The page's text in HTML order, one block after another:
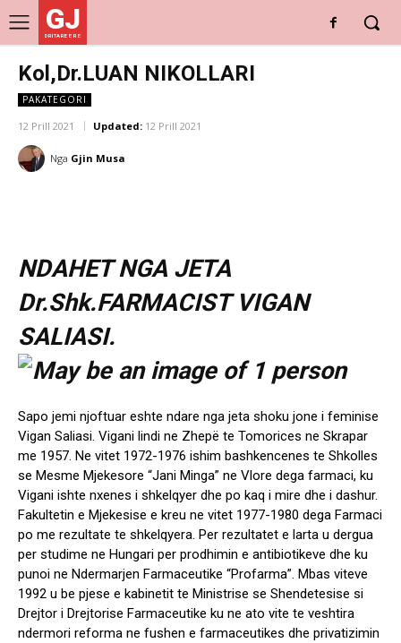
GJ
DRITARE E RE
Kol,Dr.LUAN NIKOLLARI
PAKATEGORI
12 Prill 2021 Updated: 12 Prill 2021
Nga Gjin Musa
NDAHET NGA JETA
Dr.Shk.FARMACIST VIGAN
SALIASI.
Sapo jemi njoftuar eshte ndare nga jeta shoku jone i feminise
Vigan Saliasi. Vigani lindi ne Zhepë te Tomorices ne Skrapar
me 1957. Ne vitet 1972-1976 ishim bashkencenes te Shkolles
se Mesme Mjekesore “Jani Minga” ne Vlore dega farmaci, ku
Vigani ishte nxenes i shkelqyer dhe po kaq i mire dhe i dashur.
Fakultetin e Mjekesise e kreu ne vitet 1977-1980 dega Farmaci
po me rezultate te shkelqyera. Per rezultatet e larta u dergua
per studime ne Hungari per prodhimin e antibiotikeve dhe ku
punoi ne Ndermarjen Farmaceutike “Profarma”. Mbas viteve
1992 u be pjese e kabinetit te Ministrise se Shendetesise si
Drejtor i Drejtorise Farmaceutike ku ne ato vite te veshtira
ndermori reforma ne fushen e farmaceutikes dhe privatizimin